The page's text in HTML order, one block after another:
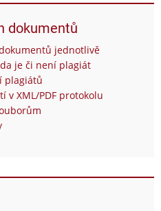
dokumentů
jednotlivě
je či není plagiát
plagiátů
v XML/PDF protokolu